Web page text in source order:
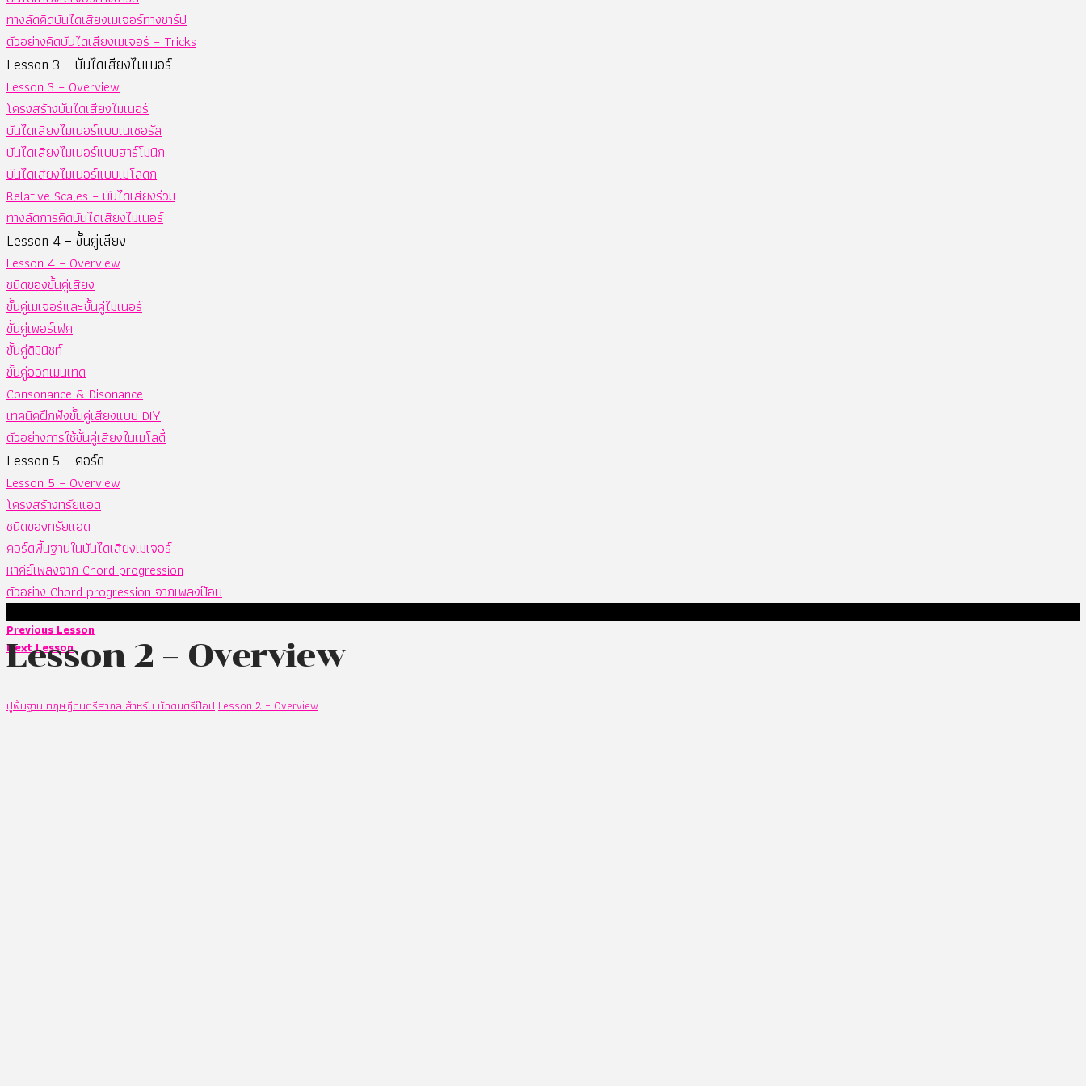
ทางลัดคิดบันไดเสียงเมเจอร์ทางชาร์ป
ตัวอย่างคิดบันไดเสียงเมเจอร์ – Tricks
Lesson 3 - บันไดเสียงไมเนอร์
Lesson 3 – Overview
โครงสร้างบันไดเสียงไมเนอร์
บันไดเสียงไมเนอร์แบบเนเชอรัล
บันไดเสียงไมเนอร์แบบฮาร์โมนิก
บันไดเสียงไมเนอร์แบบเมโลดิก
Relative Scales – บันไดเสียงร่วม
ทางลัดการคิดบันไดเสียงไมเนอร์
Lesson 4 – ขั้นคู่เสียง
Lesson 4 – Overview
ชนิดของขั้นคู่เสียง
ขั้นคู่เมเจอร์และขั้นคู่ไมเนอร์
ขั้นคู่เพอร์เฟค
ขั้นคู่ดิมินิชท์
ขั้นคู่ออกเมนเทด
Consonance & Disonance
เทคนิคฝึกฟังขั้นคู่เสียงแบบ DIY
ตัวอย่างการใช้ขั้นคู่เสียงในเมโลดี้
Lesson 5 – คอร์ด
Lesson 5 – Overview
โครงสร้างทรัยแอด
ชนิดของทรัยแอด
คอร์ดพื้นฐานในบันไดเสียงเมเจอร์
หาคีย์เพลงจาก Chord progression
ตัวอย่าง Chord progression จากเพลงป๊อบ
Previous Lesson
Next Lesson
Lesson 2 – Overview
ปูพื้นฐาน ทฤษฎีดนตรีสากล สำหรับ นักดนตรีป๊อป Lesson 2 – Overview